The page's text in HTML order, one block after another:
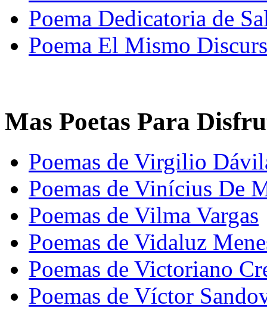
Poema Dedicatoria de
Poema El Mismo
Mas Poetas Para
Poemas de Virgilio
Poemas de Vinícius De
Poemas de Vilma Vargas
Poemas de Vidaluz
Poemas de Victoriano
Poemas de Víctor